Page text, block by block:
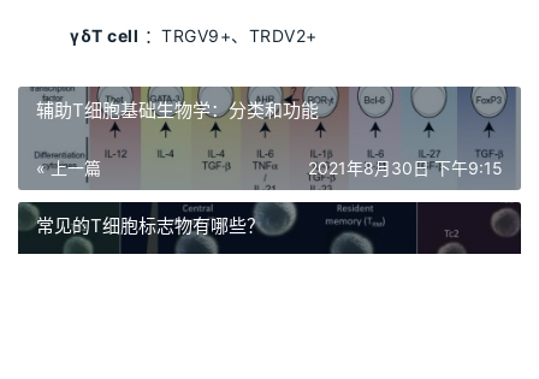
γδT cell ：TRGV9+、TRDV2+
辅助T细胞基础生物学：分类和功能
« 上一篇 2021年8月30日 下午9:15
常见的T细胞标志物有哪些​？​